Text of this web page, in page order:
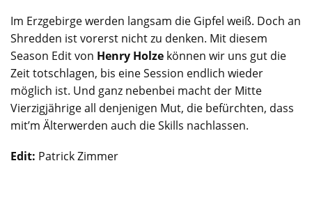
Im Erzgebirge werden langsam die Gipfel weiß. Doch an
Shredden ist vorerst nicht zu denken. Mit diesem
Season Edit von Henry Holze können wir uns gut die
Zeit totschlagen, bis eine Session endlich wieder
möglich ist. Und ganz nebenbei macht der Mitte
Vierzigjährige all denjenigen Mut, die befürchten, dass
mit’m Älterwerden auch die Skills nachlassen.
Edit: Patrick Zimmer